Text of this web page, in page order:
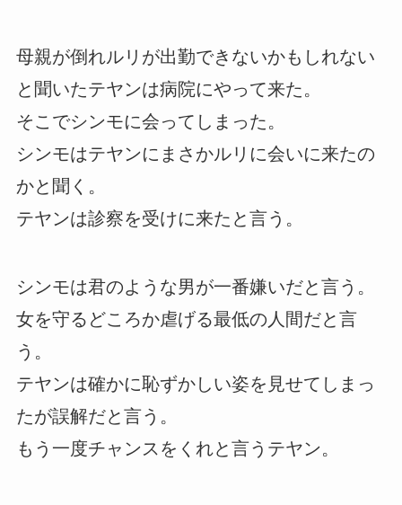
母親が倒れルリが出勤できないかもしれない
と聞いたテヤンは病院にやって来た。
そこでシンモに会ってしまった。
シンモはテヤンにまさかルリに会いに来たの
かと聞く。
テヤンは診察を受けに来たと言う。
シンモは君のような男が一番嫌いだと言う。
女を守るどころか虐げる最低の人間だと言
う。
テヤンは確かに恥ずかしい姿を見せてしまっ
たが誤解だと言う。
もう一度チャンスをくれと言うテヤン。